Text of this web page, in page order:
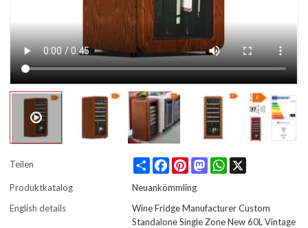
Teilen Share FacebookPinterestMastodonWhatsApp
Produktkatalog
Neuankömmling
English details
Wine Fridge Manufacturer Custom
Standalone Single Zone New 60L Vintage